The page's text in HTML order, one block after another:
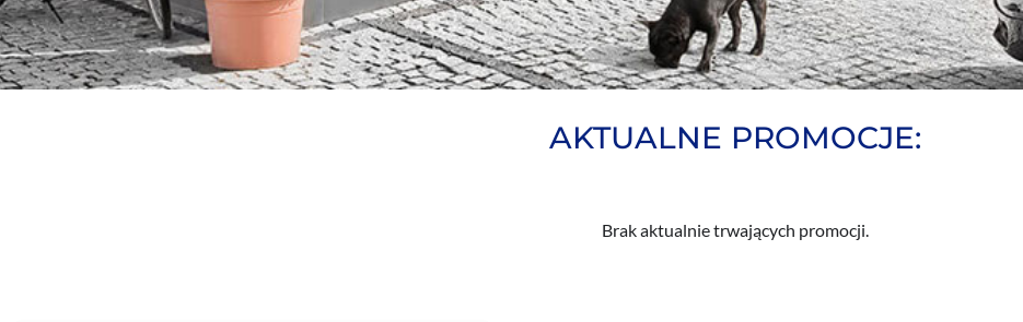
AKTUALNE PROMOCJE:
Brak aktualnie trwających promocji.